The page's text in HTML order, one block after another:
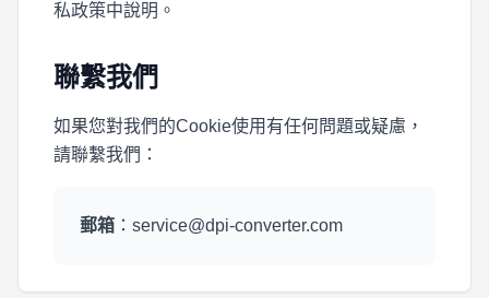
私政策中說明。
聯繫我們
如果您對我們的Cookie使用有任何問題或疑慮，
請聯繫我們：
郵箱 ： service@dpi-converter.com